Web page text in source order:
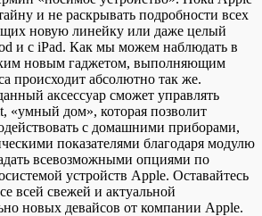
и не раскрывать подробности всех
новую линейку или даже целый
и c iPad. Как мы можем наблюдать в
новым гаджетом, выполняющим
происходит абсолютно так же.
аксессуар сможет управлять
«умный дом», которая позволит
с домашними приборами,
показателями благодаря модулю
всевозможными опциями по
устройств Apple. Оставайтесь
всей свежей и актуальной
новых девайсов от компании Apple.